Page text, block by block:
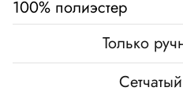
100% полиэстер
Только